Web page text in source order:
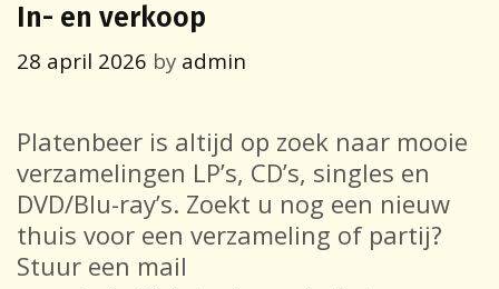
In- en verkoop
28 april 2026 by admin
Platenbeer is altijd op zoek naar mooie
verzamelingen LP’s, CD’s, singles en
DVD/Blu-ray’s. Zoekt u nog een nieuw
thuis voor een verzameling of partij?
Stuur een mail